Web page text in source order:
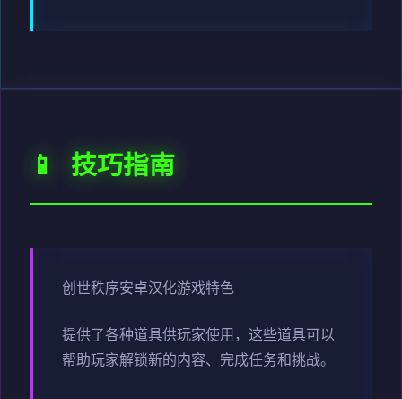
📱 技巧指南
创世秩序安卓汉化游戏特色
提供了各种道具供玩家使用，这些道具可以
帮助玩家解锁新的内容、完成任务和挑战。